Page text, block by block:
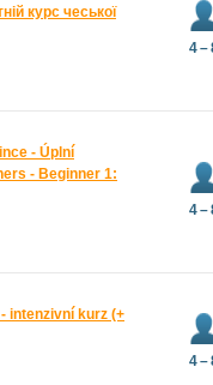
курс чеської
4 –
- Úplní
- Beginner 1:
4 –
intenzivní kurz (+
4 –